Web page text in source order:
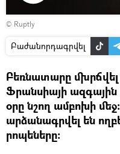
տեսանյութը
© Ruptly
Բաժանորդագրվել
Բեռնատարը
Ֆրանսիայի
օրը նշող ամբոխի
արձանագրվել են
րոպեները։